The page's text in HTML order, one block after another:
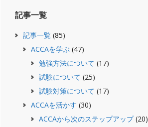
記事一覧
記事一覧 (85)
ACCAを学ぶ (47)
勉強方法について (17)
試験について (25)
試験対策について (17)
ACCAを活かす (30)
ACCAから次のステップアップ(20)